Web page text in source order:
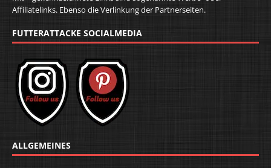
Affiliatelinks. Ebenso die Verlinkung der Partnerseiten.
FUTTERATTACKE SOCIALMEDIA
ALLGEMEINES